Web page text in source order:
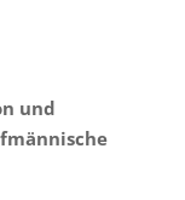
und